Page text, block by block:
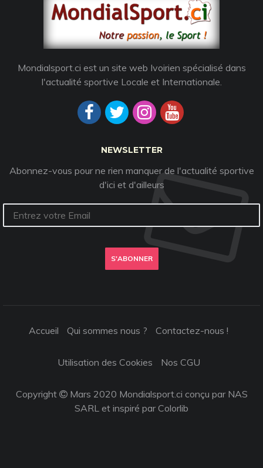
Mondialsport.ci est un site web Ivoirien spécialisé dans
l'actualité sportive Locale et Internationale.
NEWSLETTER
Abonnez-vous pour ne rien manquer de l'actualité sportive
d'ici et d'ailleurs
S'ABONNER
Accueil Qui sommes nous ? Contactez-nous !
Utilisation des Cookies Nos CGU
Copyright
Mars 2020 Mondialsport.ci conçu par NAS
SARL et inspiré parColorlib